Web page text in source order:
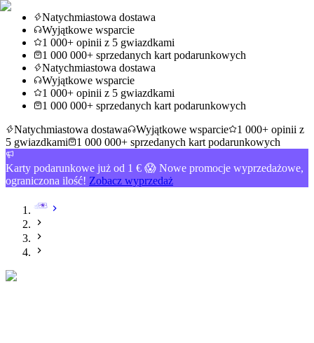
Natychmiastowa dostawa
Wyjątkowe wsparcie
1 000+ opinii z 5 gwiazdkami
1 000 000+ sprzedanych kart podarunkowych
Natychmiastowa dostawa
Wyjątkowe wsparcie
1 000+ opinii z 5 gwiazdkami
1 000 000+ sprzedanych kart podarunkowych
Natychmiastowa dostawa
Wyjątkowe wsparcie
1 000+ opinii z
5 gwiazdkami
1 000 000+ sprzedanych kart podarunkowych
Karty podarunkowe już od 1 € 😱 Nowe promocje wyprzedażowe,
ograniczona ilość! Zobacz wyprzedaż